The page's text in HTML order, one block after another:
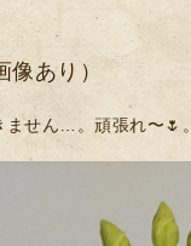
あり）
せん…。頑張れ〜🌷。